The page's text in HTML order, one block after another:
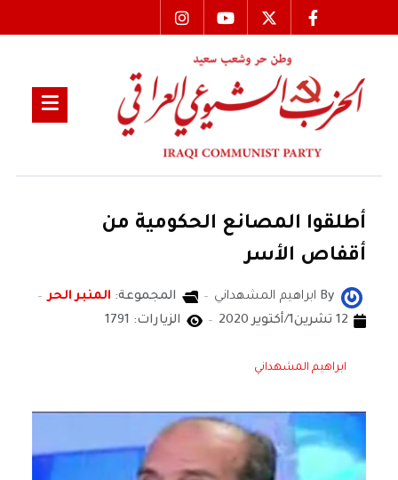
أطلقوا المصانع الحكومية من
أقفاص الأسر
By ابراهيم المشهداني المجموعة: المنبر الحر
12 تشرين1/أكتوير 2020
الزيارات: 1791
ابراهيم المشهداني